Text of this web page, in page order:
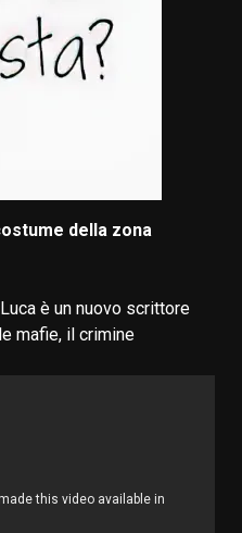
della zona
è un nuovo scrittore
mafie, il crimine